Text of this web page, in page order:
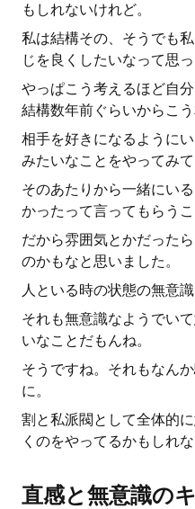
もしれないけれど。
私は結構その、そうでも
じを良くしたいなって思
やっぱこう考えるほど自
結構数年前ぐらいからこ
相手を好きになるように
みたいなことをやってみて
そのあたりから一緒にい
かったって言ってもらう
だから雰囲気とかだった
のかもなと思いました。
人といる時の状態の無意識
それも無意識なようでい
いなことだもんね。
そうですね。それもなん
に。
割と私派閥として全体的
くのをやってるかもしれな
直感と無意識の